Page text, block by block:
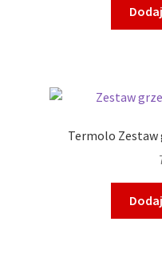
Termolo Zestaw